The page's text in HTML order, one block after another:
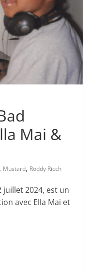
Mai &
, Mustard, Roddy Ricch
juillet 2024, est un
avec Ella Mai et